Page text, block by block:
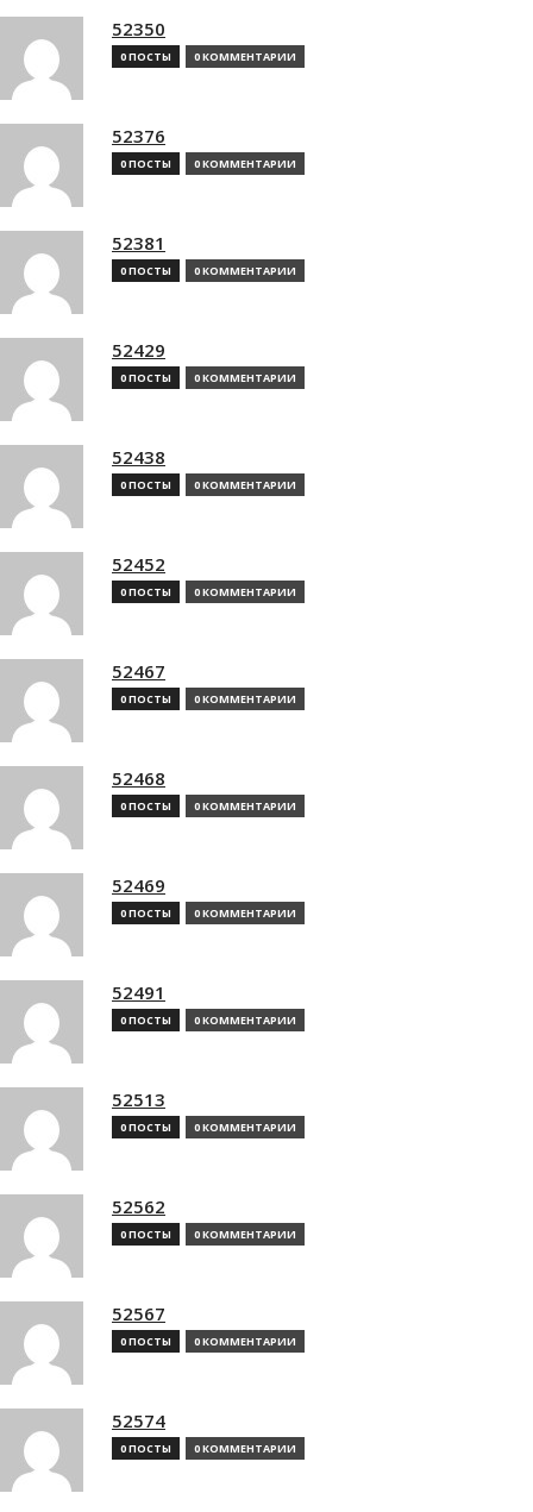
52350
0 ПОСТЫ 0 КОММЕНТАРИИ
52376
0 ПОСТЫ 0 КОММЕНТАРИИ
52381
0 ПОСТЫ 0 КОММЕНТАРИИ
52429
0 ПОСТЫ 0 КОММЕНТАРИИ
52438
0 ПОСТЫ 0 КОММЕНТАРИИ
52452
0 ПОСТЫ 0 КОММЕНТАРИИ
52467
0 ПОСТЫ 0 КОММЕНТАРИИ
52468
0 ПОСТЫ 0 КОММЕНТАРИИ
52469
0 ПОСТЫ 0 КОММЕНТАРИИ
52491
0 ПОСТЫ 0 КОММЕНТАРИИ
52513
0 ПОСТЫ 0 КОММЕНТАРИИ
52562
0 ПОСТЫ 0 КОММЕНТАРИИ
52567
0 ПОСТЫ 0 КОММЕНТАРИИ
52574
0 ПОСТЫ 0 КОММЕНТАРИИ